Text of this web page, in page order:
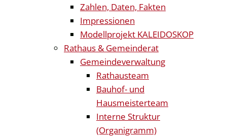
Zahlen, Daten, Fakten
Impressionen
Modellprojekt KALEIDOSKOP
Rathaus & Gemeinderat
Gemeindeverwaltung
Rathausteam
Bauhof- und
Hausmeisterteam
Interne Struktur
(Organigramm)